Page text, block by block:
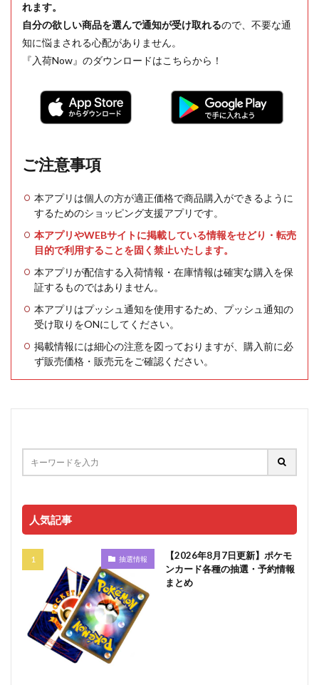
れます。
自分の欲しい商品を選んで通知が受け取れるので、不要な通
知に悩まされる心配がありません。
『入荷Now』のダウンロードはこちらから！
ご注意事項
本アプリは個人の方が適正価格で商品購入ができるように
するためのショッピング支援アプリです。
本アプリやWEBサイトに掲載している情報をせどり・転売
目的で利用することを固く禁止いたします。
本アプリが配信する入荷情報・在庫情報は確実な購入を保
証するものではありません。
本アプリはプッシュ通知を使用するため、プッシュ通知の
受け取りをONにしてください。
掲載情報には細心の注意を図っておりますが、購入前に必
ず販売価格・販売元をご確認ください。
人気記事
抽選情報
【2026年8月7日更新】ポケモ
ンカード各種の抽選・予約情報
まとめ